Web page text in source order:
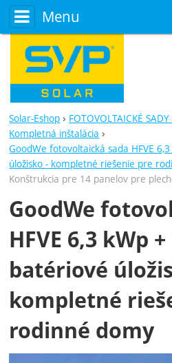
Menu
Solar-Eshop
FOTOVOLTAICKÉ
Kompletná inštalácia
GoodWe fotovoltaická sada HFVE
úložisko - kompletné riešenie pre
Konštrukcia pre 14 panelov pre
GoodWe
HFVE 6,3 kWp
batériové
kompletné
rodinné domy